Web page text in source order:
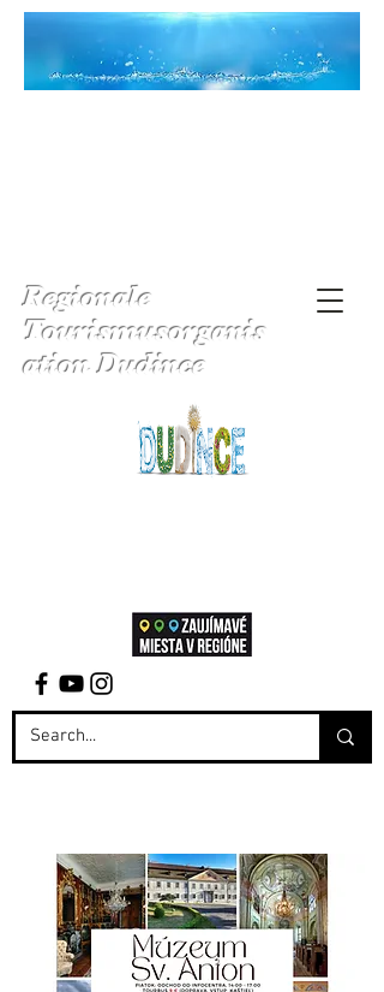
Regionale
Tourismusorganis
ation Dudince